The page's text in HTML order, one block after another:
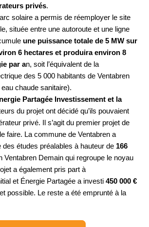
privés.
solaire a permis de réemployer le site
située entre une autoroute et une ligne
une puissance totale de 5 MW sur
6 hectares et produira environ 8
par an, soit l’équivalent de la
des 5 000 habitants de Ventabren
chaude sanitaire).
Partagée Investissement et la
du projet ont décidé qu’ils pouvaient
privé. Il s’agit du premier projet de
faire. La commune de Ventabren a
des études préalables à hauteur de 166
Ventabren Demain qui regroupe le noyau
a également pris part à
et Énergie Partagée a investi 450 000 €
possible. Le reste a été emprunté à la